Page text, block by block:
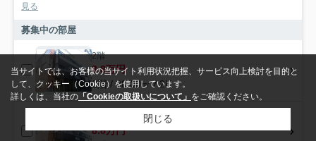
見る
募集中の部屋
2階
8.8万円
2階 / 28.00㎡ / 2K
8.8万円
当サイトでは、お客様の当サイト利用状況把握、サービス向上検討を目的と
して、クッキー（Cookie）を使用しています。
詳しくは、当社の 「Cookieの取扱いについて」 をご確認ください。
閉じる